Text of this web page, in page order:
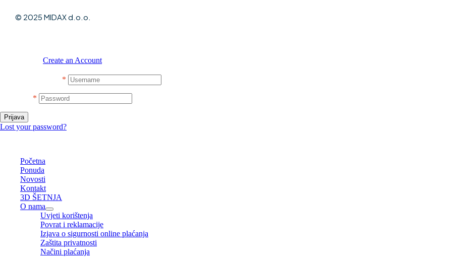
© 2025 MIDAX d.o.o.
Create an Account
*
*
Prijava
Lost your password?
Početna
Ponuda
Novosti
Kontakt
3D ŠETNJA
O nama
Uvjeti korištenja
Povrat i reklamacije
Izjava o sigurnosti online plaćanja
Zaštita privatnosti
Načini plaćanja